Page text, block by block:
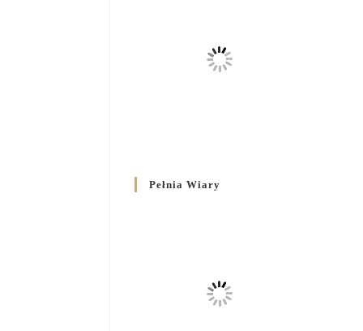
Pełnia Wiary